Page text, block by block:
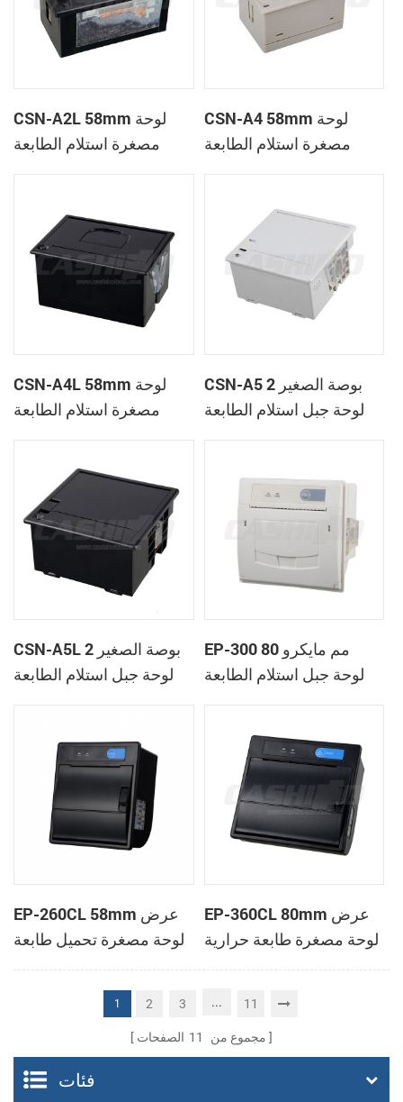
CSN-A2L 58mm لوحة
مصغرة استلام الطابعة
CSN-A4 58mm لوحة
مصغرة استلام الطابعة
CSN-A4L 58mm لوحة
مصغرة استلام الطابعة
CSN-A5 2 بوصة الصغير
لوحة جبل استلام الطابعة
CSN-A5L 2 بوصة الصغير
لوحة جبل استلام الطابعة
EP-300 80 مم مايكرو
لوحة جبل استلام الطابعة
EP-260CL 58mm عرض
لوحة مصغرة تحميل طابعة
حرارية مع لصناعة
السيارات في القاطع
EP-360CL 80mm عرض
لوحة مصغرة طابعة حرارية
مع لصناعة السيارات في
1 2 3 ... 11
مجموع من 11 الصفحات
فئات